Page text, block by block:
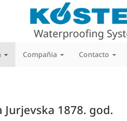
Compañia Contacto
1878. god.